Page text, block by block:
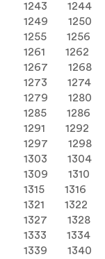
1243
1244
1249
1250
1255
1256
1261
1262
1267
1268
1273
1274
1279
1280
1285
1286
1291
1292
1297
1298
1303
1304
1309
1310
1315
1316
1321
1322
1327
1328
1333
1334
1339
1340